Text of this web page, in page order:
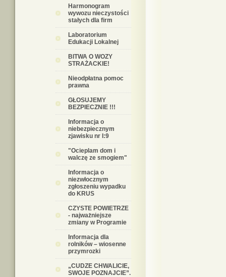
Harmonogram
wywozu nieczystości
stałych dla firm
Laboratorium
Edukacji Lokalnej
BITWA O WOZY
STRAŻACKIE!
Nieodpłatna pomoc
prawna
GŁOSUJEMY
BEZPIECZNIE !!!
Informacja o
niebezpiecznym
zjawisku nr I:9
"Ocieplam dom i
walczę ze smogiem"
Informacja o
niezwłocznym
zgłoszeniu wypadku
do KRUS
CZYSTE POWIETRZE
- najważniejsze
zmiany w Programie
Informacja dla
rolników – wiosenne
przymrozki
„CUDZE CHWALICIE,
SWOJE POZNAJCIE”.